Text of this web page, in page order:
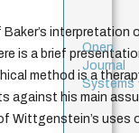
interpretation
is a brief
method is a
against his main
Wittgenstein’s uses
Open
Journal
Systems